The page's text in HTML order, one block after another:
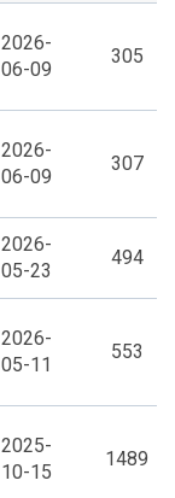
2026-
06-09
305
2026-
06-09
307
2026-
05-23
494
2026-
05-11
553
2025-
10-15
1489